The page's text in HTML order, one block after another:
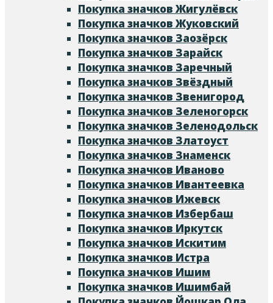
Покупка значков Жигулёвск
Покупка значков Жуковский
Покупка значков Заозёрск
Покупка значков Зарайск
Покупка значков Заречный
Покупка значков Звёздный
Покупка значков Звенигород
Покупка значков Зеленогорск
Покупка значков Зеленодольск
Покупка значков Златоуст
Покупка значков Знаменск
Покупка значков Иваново
Покупка значков Ивантеевка
Покупка значков Ижевск
Покупка значков Избербаш
Покупка значков Иркутск
Покупка значков Искитим
Покупка значков Истра
Покупка значков Ишим
Покупка значков Ишимбай